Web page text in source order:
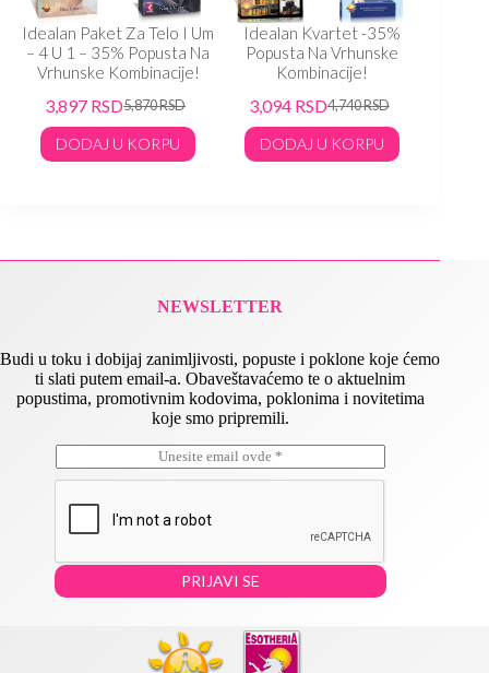
Idealan Paket Za Telo I Um
– 4 U 1 – 35% Popusta Na
Vrhunske Kombinacije!
5,870RSD
3,897 RSD
DODAJ U KORPU
Idealan Kvartet -35%
Popusta Na Vrhunske
Kombinacije!
4,740RSD
3,094 RSD
DODAJ U KORPU
NEWSLETTER
Budi u toku i dobijaj zanimljivosti, popuste i poklone koje ćemo
ti slati putem email-a. Obaveštavaćemo te o aktuelnim
popustima, promotivnim kodovima, poklonima i novitetima
koje smo pripremili.
m
m
m
PRIJAVI SE